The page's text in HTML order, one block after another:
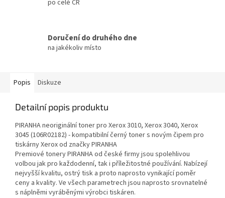
po celé ČR
Doručení do druhého dne
na jakékoliv místo
Popis Diskuze
Detailní popis produktu
PIRANHA neoriginální toner pro Xerox 3010, Xerox 3040, Xerox
3045 (106R02182) - kompatibilní černý toner s novým čipem pro
tiskárny Xerox od značky PIRANHA
Premiové tonery PIRANHA od české firmy jsou spolehlivou
volbou jak pro každodenní, tak i příležitostné používání. Nabízejí
nejvyšší kvalitu, ostrý tisk a proto naprosto vynikající poměr
ceny a kvality. Ve všech parametrech jsou naprosto srovnatelné
s náplněmi vyráběnými výrobci tiskáren.